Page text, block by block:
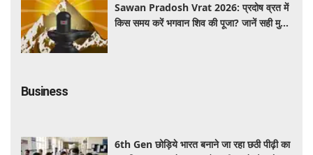
Sawan Pradosh Vrat 2026: प्रदोष व्रत में
किस समय करें भगवान शिव की पूजा? जानें सही मुहूर्त
Business
6th Gen छोड़िये भारत बनाने जा रहा छठी पीढ़ी का